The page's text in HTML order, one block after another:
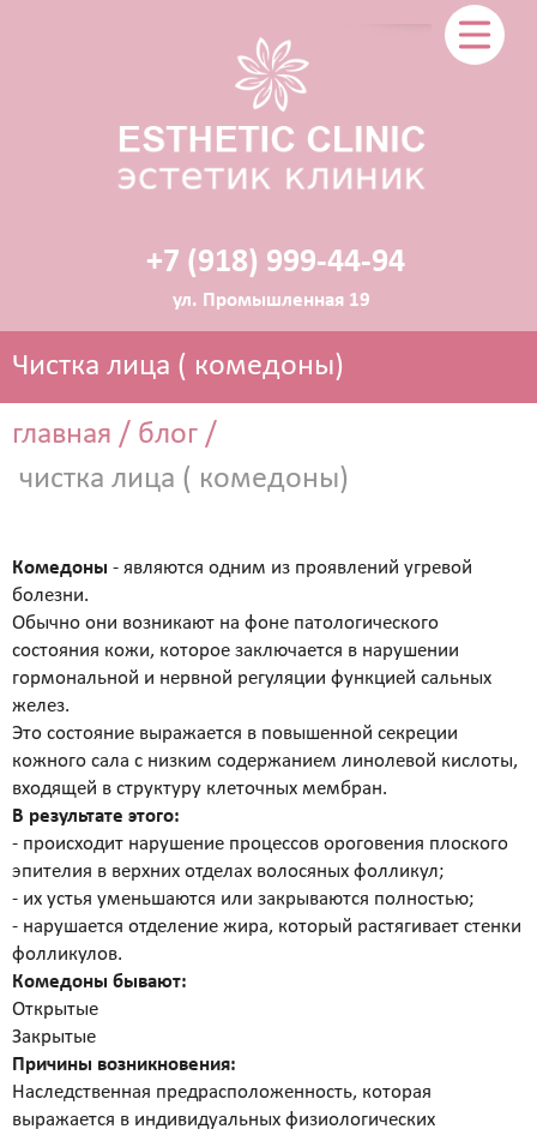
+7 (918) 999-44-94
ул. Промышленная 19
ЭСТЕТИЧЕСКАЯ КОСМЕТОЛОГИЯ
Пилинги - поверхностные и поверхностно
Чистка лица и уход на косметике HOLY LAND
(Израиль)
Чистка лица и уход на премиальной косметике
Криолифтинг - безинъекционная мезотерапия
(питание и увлажнение кожи)
ИНЪЕКЦИОННАЯ КОСМЕТОЛОГИЯ
Трихология - лечение выпадения волос
Полиревитализация - питание и стимулирование
Колостотерапия - глубокое восстановление
структуры и рельефа кожи
Увеличение губ - коррекция формы и объема губ
препаратами на основе нестабилизированной
Чистка лица ( комедоны)
главная / блог /
чистка лица ( комедоны)
Комедоны - являются одним из проявлений угревой
болезни.
Обычно они возникают на фоне патологического
состояния кожи, которое заключается в нарушении
гормональной и нервной регуляции функцией сальных
желез.
Это состояние выражается в повышенной секреции
кожного сала с низким содержанием линолевой кислоты,
входящей в структуру клеточных мембран.
В результате этого:
- происходит нарушение процессов ороговения плоского
эпителия в верхних отделах волосяных фолликул;
- их устья уменьшаются или закрываются полностью;
- нарушается отделение жира, который растягивает стенки
фолликулов.
Комедоны бывают:
Открытые
Закрытые
Причины возникновения:
Наследственная предрасположенность, которая
выражается в индивидуальных физиологических